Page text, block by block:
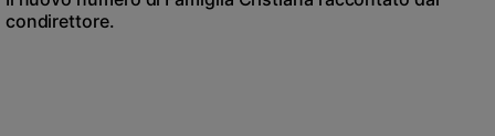
condirettore.